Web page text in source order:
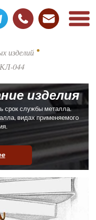
изделий •
044
изделия
срок службы металла.
видах применяемого